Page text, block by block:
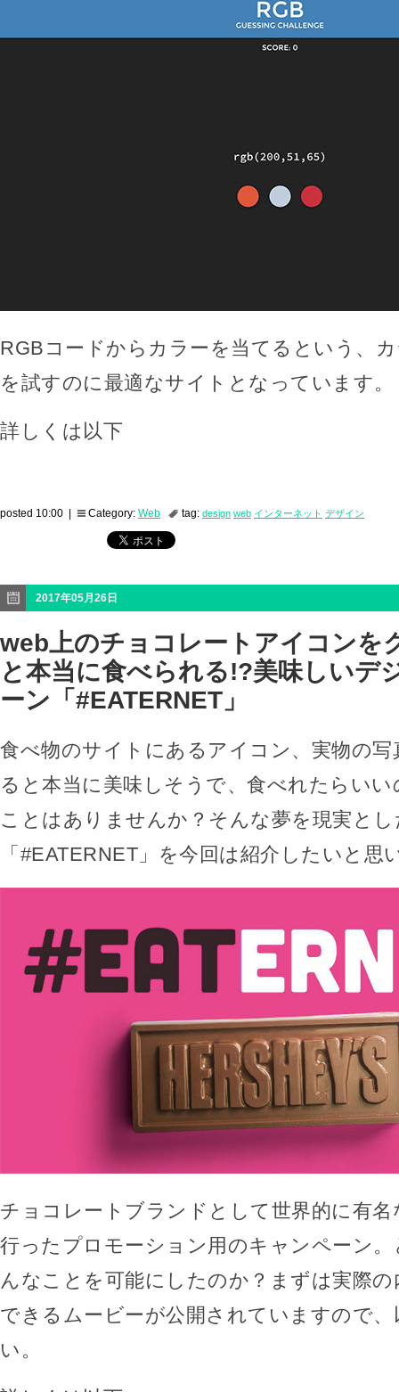
RGBコードからカラーを当てるという、
を試すのに最適なサイトとなっています。
詳しくは以下
posted 10:00 | Category: Web tag: design web インターネット デザイン
2017年05月26日
web上のチョコレートアイコンを
と本当に食べられる!?美味しいデ
ーン「#EATERNET」
食べ物のサイトにあるアイコン、実物の
ると本当に美味しそうで、食べれたらい
ことはありませんか？そんな夢を現実と
「#EATERNET」を今回は紹介したいと思
チョコレートブランドとして世界的に有
行ったプロモーション用のキャンペーン
んなことを可能にしたのか？まずは実際
できるムービーが公開されていますので
い。